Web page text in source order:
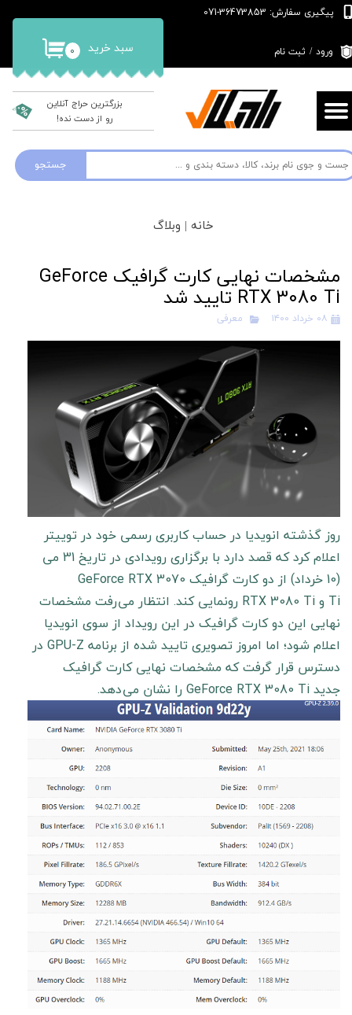
جستجو
پیگیری سفارش: 36473853-071
۰ سبد خرید ورود / ثبت نام
تغییر گذر واژه
سفارشات
بزرگترین حراج آنلاین
رو از دست نده!
خانه | وبلاگ
مشخصات نهایی کارت گرافیک GeForce
RTX 3080 Ti تایید شد
۰۸ خرداد ۱۴۰۰ معرفی
روز گذشته انویدیا در حساب کاربری رسمی خود در توییتر
اعلام کرد که قصد دارد با برگزاری رویدادی در تاریخ 31 می
(10 خرداد) از دو کارت گرافیک GeForce RTX 3070
Ti و RTX 3080 Ti رونمایی کند. انتظار می رفت مشخصات
نهایی این دو کارت گرافیک در این رویداد از سوی انویدیا
اعلام شود؛ اما امروز تصویری تایید شده از برنامه GPU-Z در
دسترس قرار گرفت که مشخصات نهایی کارت گرافیک
جدید GeForce RTX 3080 Ti را نشان می دهد.